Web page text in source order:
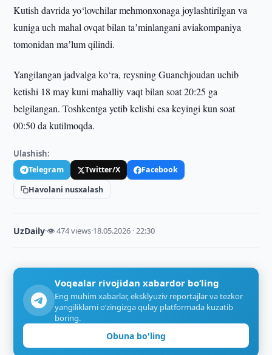
Kutish davrida yo‘lovchilar mehmonxonaga joylashtirilgan va
kuniga uch mahal ovqat bilan taʼminlangani aviakompaniya
tomonidan maʼlum qilindi.
Yangilangan jadvalga ko‘ra, reysning Guanchjoudan uchib
ketishi 18 may kuni mahalliy vaqt bilan soat 20:25 ga
belgilangan. Toshkentga yetib kelishi esa keyingi kun soat
00:50 da kutilmoqda.
Ulashish:
Telegram Twitter/X
Facebook
Havolani nusxalash
UzDaily·👁 474 views·18.05.2026 · 22:30
Voqealar rivojidan xabardor bo‘ling
Eng muhim xabarlar, eksklyuziv reportajlar va tezkor
yangiliklarni o‘zingizga qulay platformada kuzatib
boring.
Obuna bo'ling